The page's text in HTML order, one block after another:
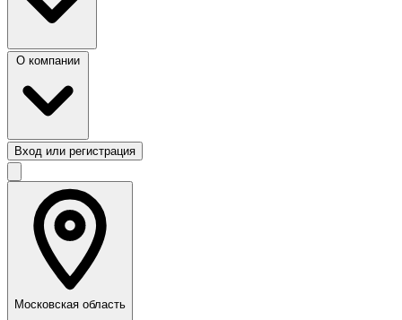
Вход или регистрация
Московская область